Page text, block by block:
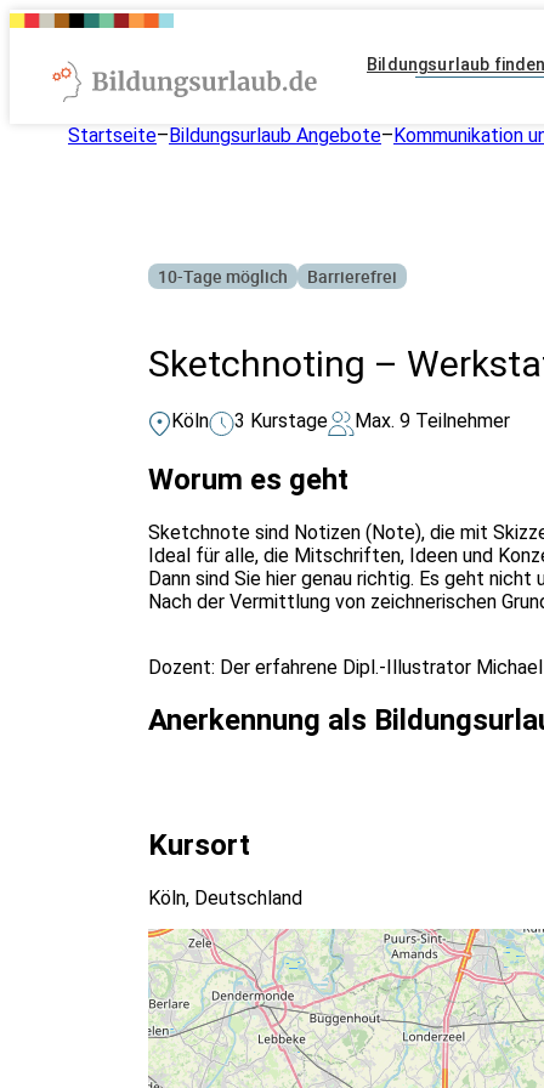
Bildungsurlaub finden
Startseite–Bildungsurlaub Angebote–Kommunikation
10-Tage möglich Barrierefrei
Sketchnoting –
Köln 3 Kurstage Max. 9 Teilnehmer
Worum es geht
Sketchnote sind Notizen (Note), die mit
Ideal für alle, die Mitschriften, Ideen und
Dann sind Sie hier genau richtig. Es geht
Nach der Vermittlung von zeichnerischen
Dozent: Der erfahrene Dipl.-Illustrator
Anerkennung als
Kursort
Köln, Deutschland